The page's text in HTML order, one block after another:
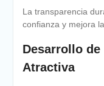
La transparencia
confianza y mejora
Desarrollo de
Atractiva